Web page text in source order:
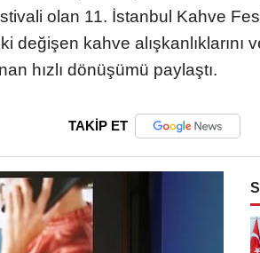
olan 11. İstanbul Kahve
değişen kahve
hızlı dönüşümü paylaştı.
TAKİP ET